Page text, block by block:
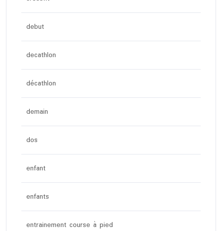
debut
decathlon
décathlon
demain
dos
enfant
enfants
entrainement course à pied